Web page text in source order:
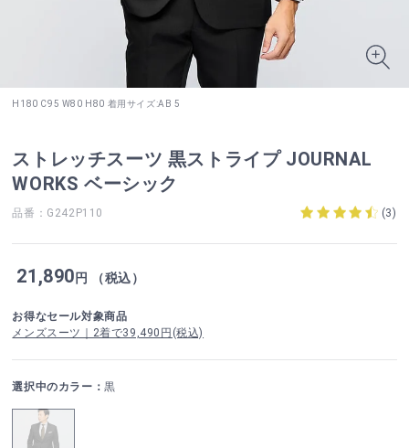
H180 C95 W80 H80 着用サイズ:AB 5
ストレッチスーツ 黒ストライプ JOURNAL
WORKS ベーシック
品番：G242P110 (3)
21,890円 （税込）
お得なセール対象商品
メンズスーツ｜2着で39,490円(税込)
選択中のカラー：黒